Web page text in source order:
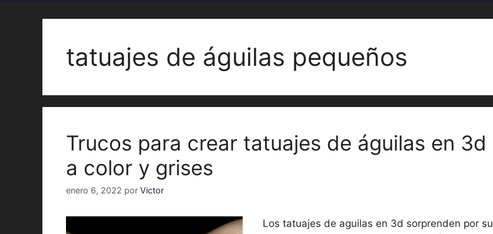
tatuajes de águilas pequeños
Trucos para crear tatuajes de águilas en 3d
a color y grises
enero 6, 2022 por Victor
Los tatuajes de aguilas en 3d sorprenden por su